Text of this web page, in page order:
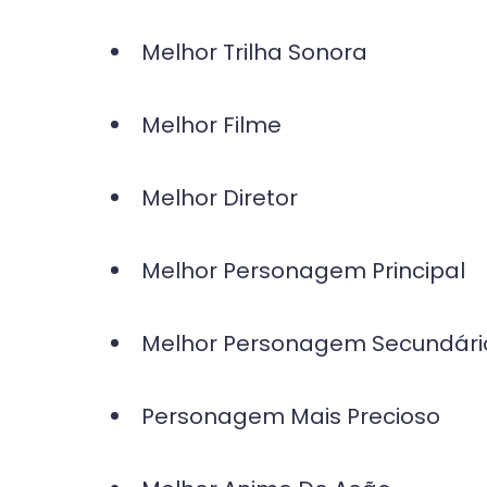
Melhor Trilha Sonora
Melhor Filme
Melhor Diretor
Melhor Personagem Principal
Melhor Personagem
Personagem Mais Precioso